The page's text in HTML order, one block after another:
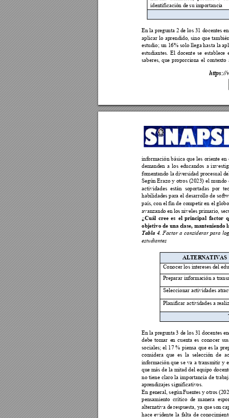
https://
identificación de su importancia
En la pregunta 2 de los 31 docentes
aplicar lo aprendido, sino que
estudio; un 16% solo llega hasta la
estudiantes. El docente se establece
saberes, que proporciona el contexto
información básica que les oriente en
demanden a los educandos a i
fomentando la diversidad procesual
Según Erazo y otros (2023) el mundo
actividades están soportadas por
habilidades para el desarrollo de
país, con el fin de competir en el g
avanzando en los niveles primario,
¿Cuál cree es el principal factor
objetivo de una clase, manteniendo
Tabla 4. Factor a considerar para
estudiantes
ALTERNATIVAS
Conocer los intereses del
Preparar información a tran
Seleccionar actividades atra
Planificar actividades a
En la pregunta 3 de los 31 docentes
debe tomar en cuenta es conocer
sociales; el 17 % piensa que es la p
considera que es la selección de
información que se va a transmitir y
que más de la mitad del equipo
no tiene claro la importancia de
aprendizajes significativos.
En general, según Fuentes y otros
pensamiento crítico de manera
alternativa de respuesta, ya que son
hace evidente la falta de